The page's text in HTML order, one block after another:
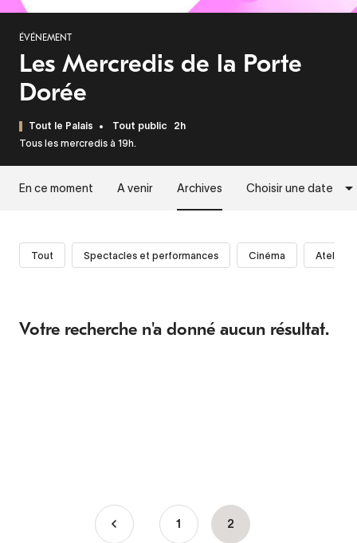
ÉVÉNEMENT
Les Mercredis de la Porte
Dorée
Tout le Palais Tout public 2h
Tous les mercredis à 19h.
En ce moment A venir Archives Choisir une date
Tout Spectacles et performances Cinéma Ateliers
Votre recherche n'a donné aucun résultat.
Page
1 Page
2